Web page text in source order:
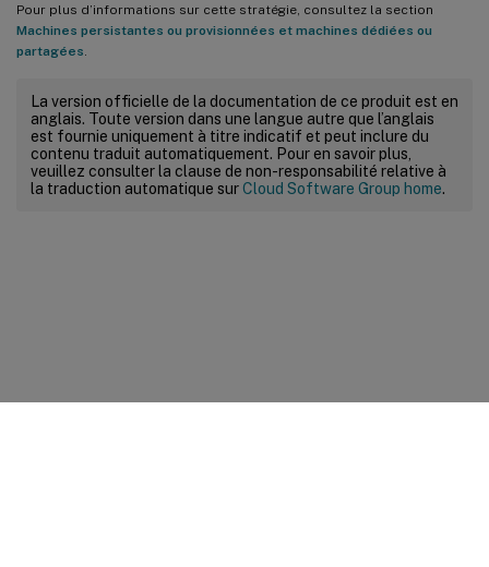
Pour plus d’informations sur cette stratégie, consultez la section
Machines persistantes ou provisionnées et machines dédiées ou
partagées
La version officielle de la documentation de ce produit est en
anglais. Toute version dans une langue autre que l’anglais
est fournie uniquement à titre indicatif et peut inclure du
contenu traduit automatiquement. Pour en savoir plus,
veuillez consulter la clause de non-responsabilité relative à
la traduction automatique surCloud Software Group home.